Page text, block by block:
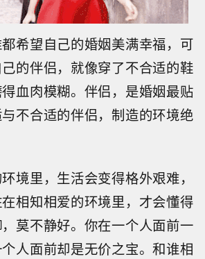
希望自己的婚姻美满幸福，可
的伴侣，就像穿了不合适的鞋
血肉模糊。伴侣，是婚姻最贴
不合适的伴侣，制造的环境绝
境里，生活会变得格外艰难，
相知相爱的环境里，才会懂得
莫不静好。你在一个人面前一
人面前却是无价之宝。和谁相